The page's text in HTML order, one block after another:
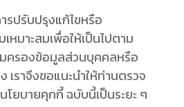
รปรับปรุงแก้ไขหรือ
หมาะสมเพื่อให้เป็นไปตาม
ครองข้อมูลส่วนบุคคลหรือ
ราจึงขอแนะนำให้ท่านตรวจ
ยบายคุกกี้ ฉบับนี้เป็นระยะ ๆ